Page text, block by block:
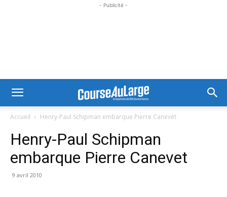
- Publicité -
Accueil Henry-Paul Schipman embarque Pierre Canevet
Henry-Paul Schipman
embarque Pierre Canevet
9 avril 2010